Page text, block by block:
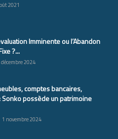
2021
Imminente ou l’Abandon
?...
décembre 2024
comptes bancaires,
possède un patrimoine
1 novembre 2024